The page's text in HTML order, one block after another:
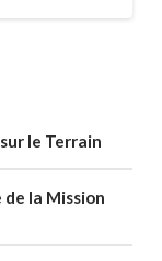
le Terrain
de la Mission